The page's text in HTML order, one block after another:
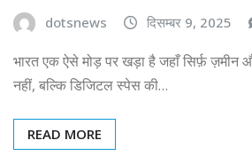
dotsnews दिसम्बर 9, 2025
भारत एक ऐसे मोड़ पर खड़ा है जहाँ सिर्फ़ ज़मीन
नहीं, बल्कि डिजिटल स्पेस की…
READ MORE